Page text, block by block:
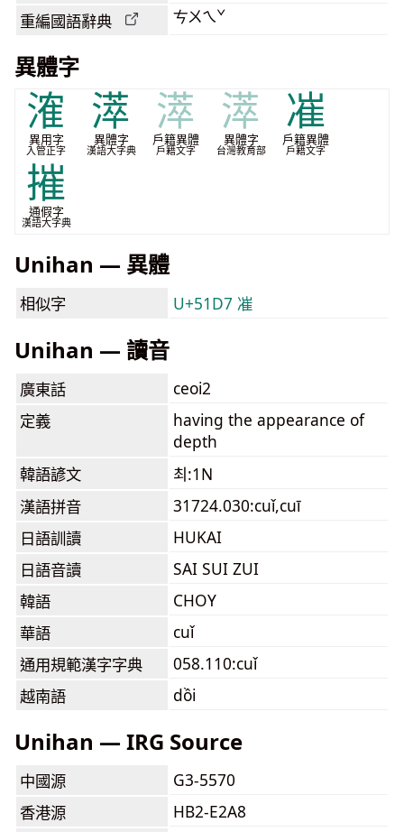
重編國語辭典 ㄘㄨㄟˇ
異體字
㴶
異用字
入管正字
㵏
異體字
漢語大字典
㵏
戶籍異體
戶籍文字
㵏
異體字
台灣教育部
凗
戶籍異體
戶籍文字
摧
通假字
漢語大字典
Unihan — 異體
相似字 U+51D7 凗
Unihan — 讀音
廣東話
ceoi2
定義
having the appearance of
depth
韓語諺文
최:1N
漢語拼音
31724.030:cuǐ,cuī
日語訓讀
HUKAI
日語音讀
SAI SUI ZUI
韓語
CHOY
華語
cuǐ
通用規範漢字字典
058.110:cuǐ
越南語
dồi
Unihan — IRG Source
中國源
G3-5570
香港源
HB2-E2A8